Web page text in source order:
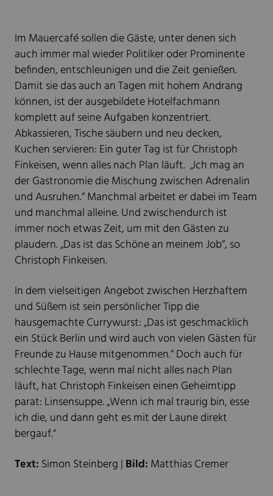
Im Mauercafé sollen die Gäste, unter denen sich
auch immer mal wieder Politiker oder Prominente
befinden, entschleunigen und die Zeit genießen.
Damit sie das auch an Tagen mit hohem Andrang
können, ist der ausgebildete Hotelfachmann
komplett auf seine Aufgaben konzentriert.
Abkassieren, Tische säubern und neu decken,
Kuchen servieren: Ein guter Tag ist für Christoph
Finkeisen, wenn alles nach Plan läuft. „Ich mag an
der Gastronomie die Mischung zwischen Adrenalin
und Ausruhen.“ Manchmal arbeitet er dabei im Team
und manchmal alleine. Und zwischendurch ist
immer noch etwas Zeit, um mit den Gästen zu
plaudern. „Das ist das Schöne an meinem Job“, so
Christoph Finkeisen.
In dem vielseitigen Angebot zwischen Herzhaftem
und Süßem ist sein persönlicher Tipp die
hausgemachte Currywurst: „Das ist geschmacklich
ein Stück Berlin und wird auch von vielen Gästen für
Freunde zu Hause mitgenommen.“ Doch auch für
schlechte Tage, wenn mal nicht alles nach Plan
läuft, hat Christoph Finkeisen einen Geheimtipp
parat: Linsensuppe. „Wenn ich mal traurig bin, esse
ich die, und dann geht es mit der Laune direkt
bergauf.“
Text: Simon Steinberg | Bild: Matthias Cremer